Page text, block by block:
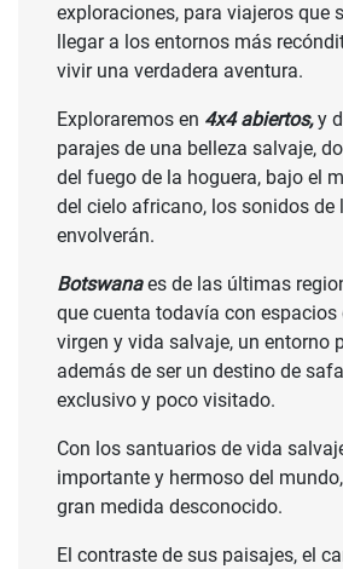
exploraciones, para viajeros que
llegar a los entornos más
vivir una verdadera aventura.
Exploraremos en 4x4 abiertos,y
parajes de una belleza salvaje,
del fuego de la hoguera, bajo el
del cielo africano, los sonidos de
envolverán.
Botswanaes de las últimas
que cuenta todavía con espacios
virgen y vida salvaje, un entorno
además de ser un destino de
exclusivo y poco visitado.
Con los santuarios de vida
importante y hermoso del
gran medida desconocido.
El contraste de sus paisajes, el